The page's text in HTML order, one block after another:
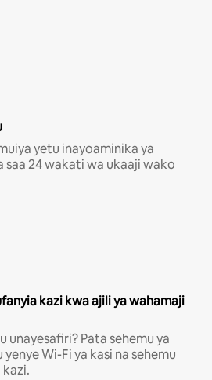
yetu inayoaminika ya
saa 24 wakati wa ukaaji wako
kazi kwa ajili ya wahamaji
unayesafiri? Pata sehemu ya
Wi-Fi ya kasi na sehemu
kazi.